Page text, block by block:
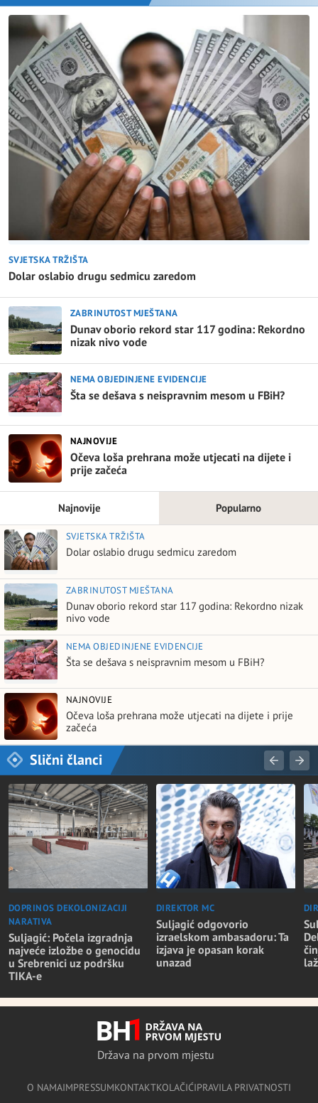
SVJETSKA TRŽIŠTA
Dolar oslabio drugu sedmicu zaredom
ZABRINUTOST MJEŠTANA
Dunav oborio rekord star 117 godina: Rekordno
nizak nivo vode
NEMA OBJEDINJENE EVIDENCIJE
Šta se dešava s neispravnim mesom u FBiH?
NAJNOVIJE
Očeva loša prehrana može utjecati na dijete i
prije začeća
Najnovije Popularno
SVJETSKA TRŽIŠTA
Dolar oslabio drugu sedmicu zaredom
ZABRINUTOST MJEŠTANA
Dunav oborio rekord star 117 godina: Rekordno nizak
nivo vode
NEMA OBJEDINJENE EVIDENCIJE
Šta se dešava s neispravnim mesom u FBiH?
NAJNOVIJE
Očeva loša prehrana može utjecati na dijete i prije
začeća
Slični članci
DOPRINOS DEKOLONIZACIJI
NARATIVA
Suljagić: Počela izgradnja
najveće izložbe o genocidu
u Srebrenici uz podršku
TIKA-e
DIREKTOR MC
Suljagić odgovorio
izraelskom ambasadoru: Ta
izjava je opasan korak
unazad
Država na prvom mjestu
O NAMAIMPRESSUMKONTAKTKOLAČIĆIPRAVILA PRIVATNOSTI